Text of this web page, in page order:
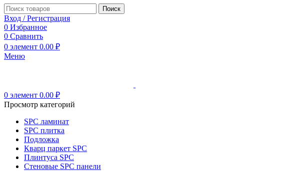
Поиск
Вход / Регистрация
0 Избранное
0 Сравнить
0 элемент 0.00 ₽
Меню
0 элемент 0.00 ₽
Просмотр категорий
SPC ламинат
SPC плитка
Подложка
Кварц паркет SPC
Плинтуса SPC
Стеновые SPC панели